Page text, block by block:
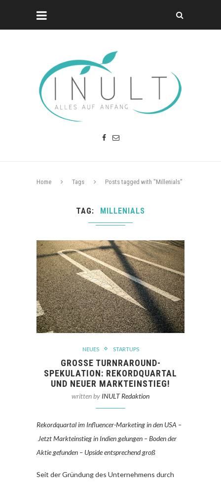
Home Tags Posts tagged with "Millenials"
TAG MILLENIALS
NEUES STARTUPS
GROSSE TURNRAROUND-S
PEKULATION: REKORDQUARTAL U
ND NEUER MARKTEINSTIEG!
written by INULT Redaktion
Rekordquartal im Influencer-Marketing in den USA –
Jetzt Markteinstieg in Indien gelungen – Boden der
Aktie gefunden – Upside entsprechend groß
Seit der Gründung des Unternehmens durch